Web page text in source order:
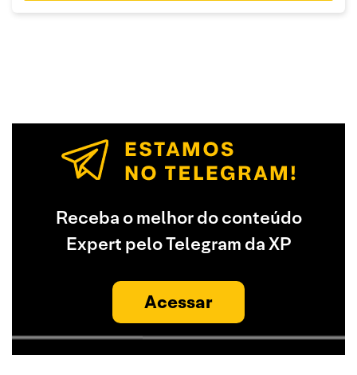
Receba o melhor do conteúdo
Expert pelo Telegram da XP
Acessar